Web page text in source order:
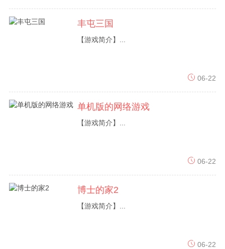
场冒险之旅，在这个破败的城市里寻找秘密
的地方、破解...
丰屯三国
【游戏简介】...
06-22
单机版的网络游戏
【游戏简介】...
06-22
博士的家2
【游戏简介】...
06-22